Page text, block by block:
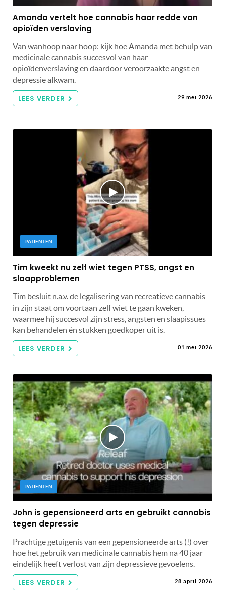
Amanda vertelt hoe cannabis haar redde van
opioïden verslaving
Van wanhoop naar hoop: kijk hoe Amanda met behulp van
medicinale cannabis succesvol van haar
opioïdenverslaving en daardoor veroorzaakte angst en
depressie afkwam.
LEES VERDER 29 mei 2026
PATIËNTEN
Tim kweekt nu zelf wiet tegen PTSS, angst en
slaapproblemen
Tim besluit n.a.v. de legalisering van recreatieve cannabis
in zijn staat om voortaan zelf wiet te gaan kweken,
waarmee hij succesvol zijn stress, angsten en slaapissues
kan behandelen én stukken goedkoper uit is.
LEES VERDER 01 mei 2026
PATIËNTEN
John is gepensioneerd arts en gebruikt cannabis
tegen depressie
Prachtige getuigenis van een gepensioneerde arts (!) over
hoe het gebruik van medicinale cannabis hem na 40 jaar
eindelijk heeft verlost van zijn depressieve gevoelens.
LEES VERDER 28 april 2026